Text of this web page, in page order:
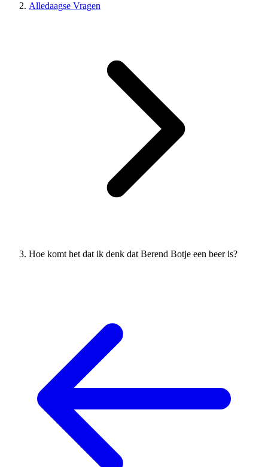
Alledaagse Vragen
Hoe komt het dat ik denk dat Berend Botje een beer is?